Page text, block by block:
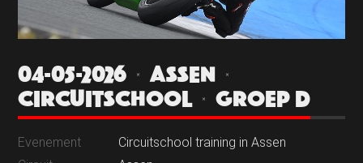
04-05-2026 | ASSEN |
CIRCUITSCHOOL | GROEP D
Evenement
Circuitschool training in Assen